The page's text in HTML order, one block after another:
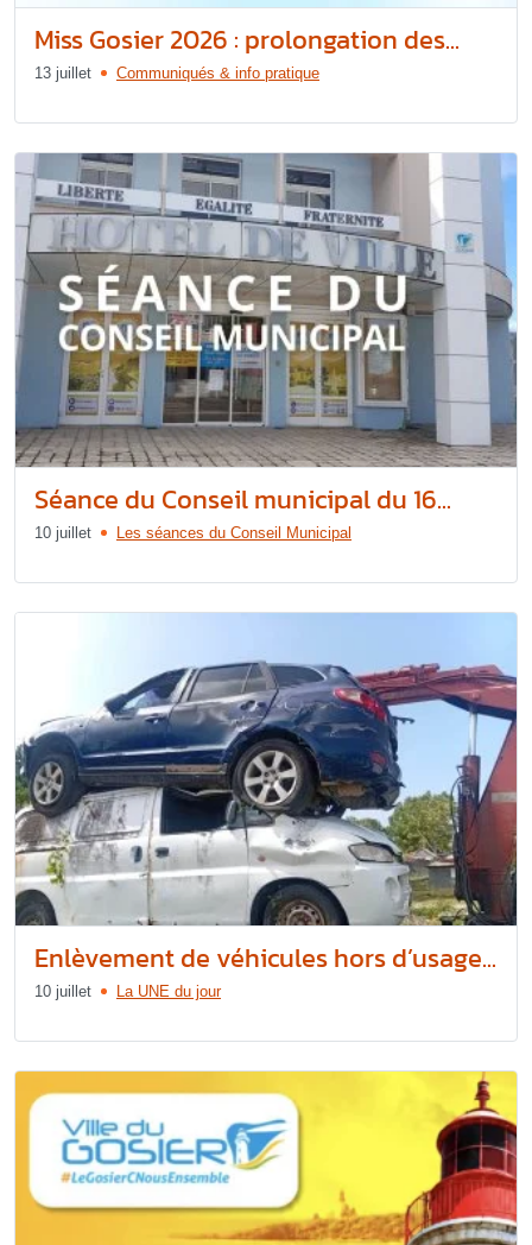
Miss Gosier 2026 : prolongation des...
13 juillet Communiqués & info pratique
Séance du Conseil municipal du 16...
10 juillet Les séances du Conseil Municipal
Enlèvement de véhicules hors d’usage...
10 juillet La UNE du jour